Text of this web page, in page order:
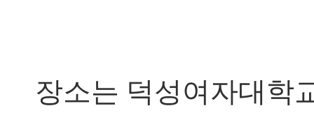
장소는 덕성여자대학